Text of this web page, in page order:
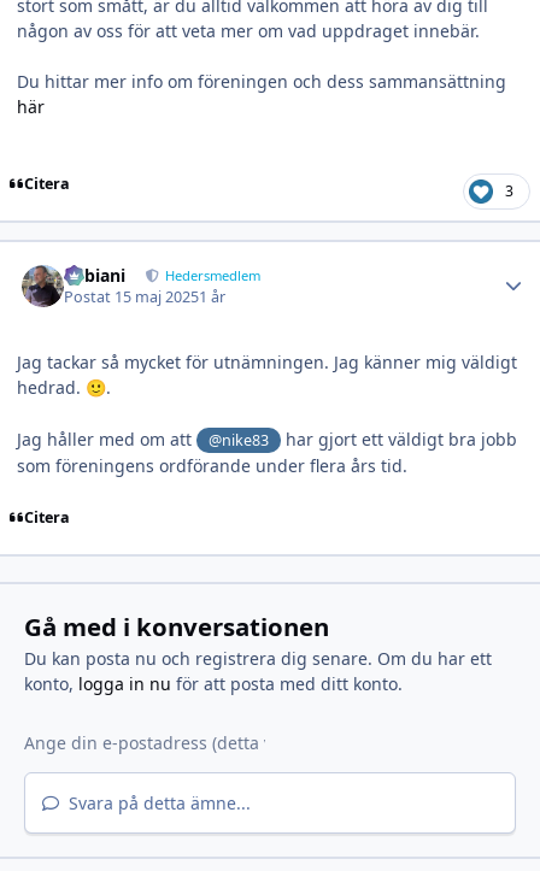
stort som smått, är du alltid välkommen att höra av dig till
någon av oss för att veta mer om vad uppdraget innebär.
Du hittar mer info om föreningen och dess sammansättning
här
Citera 3
Tribiani Hedersmedlem
Postat 15 maj 20251 år
Jag tackar så mycket för utnämningen. Jag känner mig väldigt
hedrad. 🙂.
Jag håller med om att @nike83
har gjort ett väldigt bra jobb
som föreningens ordförande under flera års tid.
Citera
Gå med i konversationen
Du kan posta nu och registrera dig senare. Om du har ett
konto, logga in nu för att posta med ditt konto.
Svara på detta ämne...